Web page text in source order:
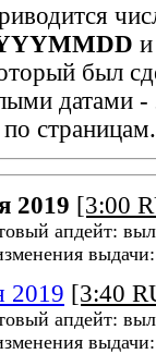
был
датами -
страницам.
2019 [3:00
апдейт:
2019 [3:40
апдейт: